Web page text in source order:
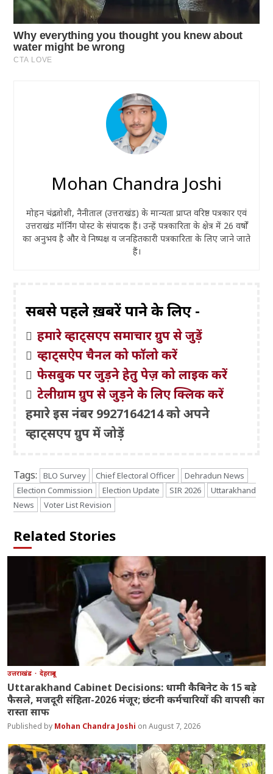
Mohan Chandra Joshi
मोहन चंद्र जोशी, नैनीताल (उत्तराखंड) के मान्यता प्राप्त वरिष्ठ पत्रकार एवं
उत्तराखंड मॉर्निंग पोस्ट के संपादक हैं। उन्हें पत्रकारिता के क्षेत्र में 26 वर्षों
का अनुभव है और वे निष्पक्ष व जनहितकारी पत्रकारिता के लिए जाने जाते
हैं।
सबसे पहले ख़बरें पाने के लिए -
हमारे व्हाट्सएप समाचार ग्रुप से जुड़ें
व्हाट्सऐप चैनल को फॉलो करें
फेसबुक पर जुड़ने हेतु पेज़ को लाइक करें
टेलीग्राम ग्रुप से जुड़ने के लिए क्लिक करें
हमारे इस नंबर 9927164214 को अपने
व्हाट्सएप ग्रुप में जोड़ें
Tags: BLO Survey Chief Electoral Officer
Dehradun News
Election Commission
Election Update SIR 2026
Uttarakhand
News
Voter List Revision
Related Stories
उत्तराखंड देहरादून
Uttarakhand Cabinet Decisions: धामी कैबिनेट के 15 बड़े
फैसले, मजदूरी संहिता-2026 मंजूर; छंटनी कर्मचारियों की वापसी का
रास्ता साफ
Mohan Chandra Joshi August 7, 2026